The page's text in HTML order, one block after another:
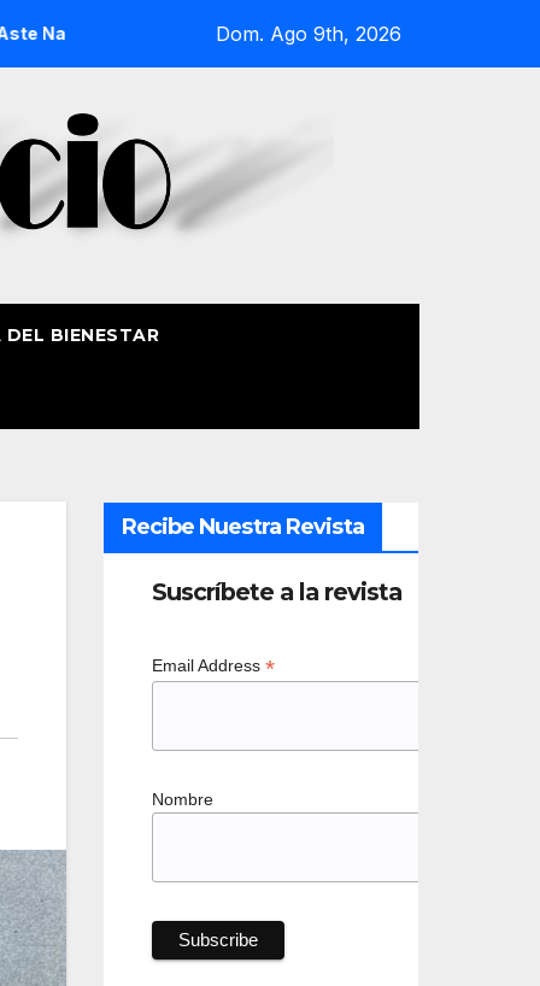
2026 La Procesión Náutica de la Amatxu de Begoña
Dom. Ago 9th, 2026
DEL BIENESTAR
Recibe Nuestra Revista
Suscríbete a la revista
Email Address *
Nombre